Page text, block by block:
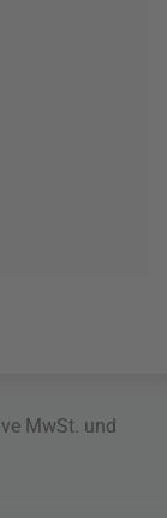
MwSt. und